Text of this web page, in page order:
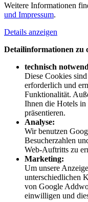
Weitere Informationen
und Impressum.
Details anzeigen
Detailinformationen zu
technisch
Diese Cookies
erforderlich und
Funktionalität.
Ihnen die Hotels in
präsentieren.
Analyse:
Wir benutzen
Besucherzahlen
Web-Auftritts zu
Marketing:
Um unsere
unterschiedlichen
von Google
einwilligen und